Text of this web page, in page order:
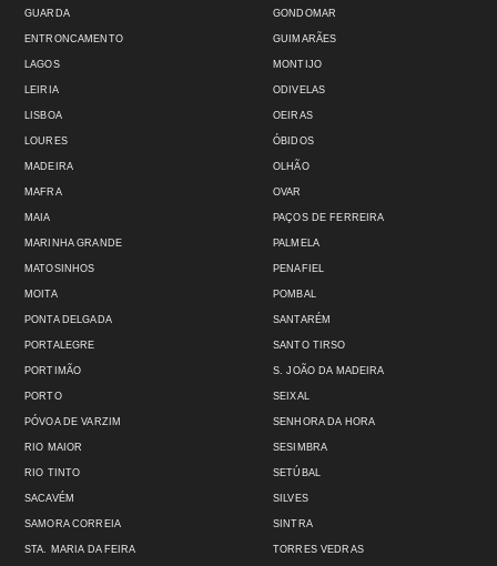
GUARDA
ENTRONCAMENTO
GONDOMAR
GUIMARÃES
LAGOS
LEIRIA
LISBOA
LOURES
MADEIRA
MAFRA
MAIA
MARINHA GRANDE
MATOSINHOS
MOITA
MONTIJO
ODIVELAS
OEIRAS
ÓBIDOS
OLHÃO
OVAR
PAÇOS DE FERREIRA
PALMELA
PENAFIEL
POMBAL
PONTA DELGADA
PORTALEGRE
PORTIMÃO
PORTO
PÓVOA DE VARZIM
RIO MAIOR
RIO TINTO
SACAVÉM
SAMORA CORREIA
STA. MARIA DA FEIRA
SANTARÉM
SANTO TIRSO
S. JOÃO DA MADEIRA
SEIXAL
SENHORA DA HORA
SESIMBRA
SETÚBAL
SILVES
SINTRA
TORRES VEDRAS